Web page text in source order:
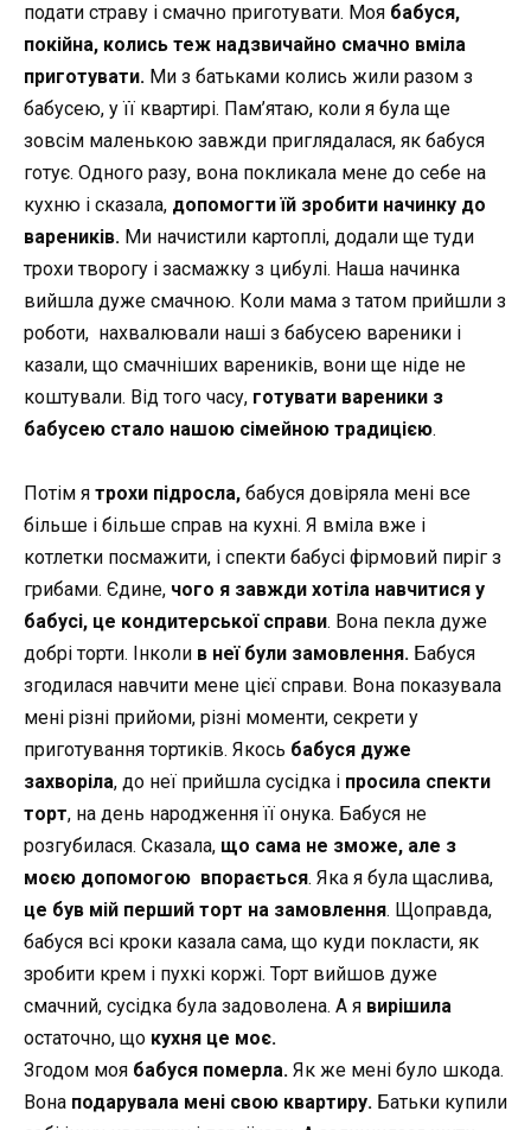
подати страву і смачно приготувати. Моя бабуся,
покійна, колись теж надзвичайно смачно вміла
приготувати. Ми з батьками колись жили разом з
бабусею, у її квартирі. Пам’ятаю, коли я була ще
зовсім маленькою завжди приглядалася, як бабуся
готує. Одного разу, вона покликала мене до себе на
кухню і сказала, допомогти їй зробити начинку до
вареників. Ми начистили картоплі, додали ще туди
трохи творогу і засмажку з цибулі. Наша начинка
вийшла дуже смачною. Коли мама з татом прийшли з
роботи, нахвалювали наші з бабусею вареники і
казали, що смачніших вареників, вони ще ніде не
коштували. Від того часу, готувати вареники з
бабусею стало нашою сімейною традицією.
Потім я трохи підросла, бабуся довіряла мені все
більше і більше справ на кухні. Я вміла вже і
котлетки посмажити, і спекти бабусі фірмовий пиріг з
грибами. Єдине, чого я завжди хотіла навчитися у
бабусі, це кондитерської справи. Вона пекла дуже
добрі торти. Інколи в неї були замовлення. Бабуся
згодилася навчити мене цієї справи. Вона показувала
мені різні прийоми, різні моменти, секрети у
приготування тортиків. Якось бабуся дуже
захворіла, до неї прийшла сусідка і просила спекти
торт, на день народження її онука. Бабуся не
розгубилася. Сказала, що сама не зможе, але з
моєю допомогою впорається. Яка я була щаслива,
це був мій перший торт на замовлення. Щоправда,
бабуся всі кроки казала сама, що куди покласти, як
зробити крем і пухкі коржі. Торт вийшов дуже
смачний, сусідка була задоволена. А я вирішила
остаточно, що кухня це моє.
Згодом моя бабуся померла. Як же мені було шкода.
Вона подарувала мені свою квартиру. Батьки купили